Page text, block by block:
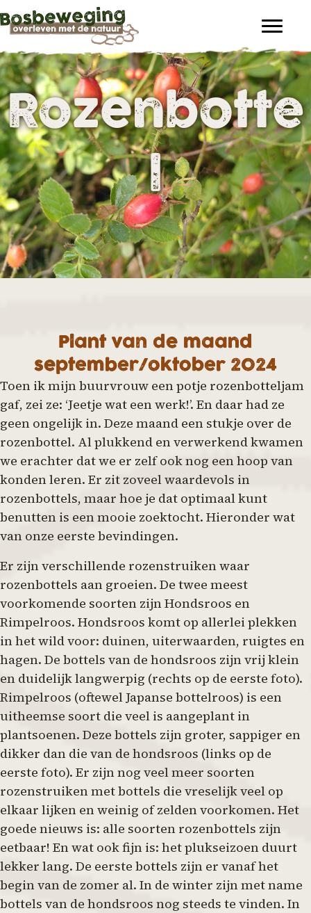
Rozenbotte
l
Plant van de maand
september/oktober 2024
Toen ik mijn buurvrouw een potje rozenbotteljam
gaf, zei ze: ‘Jeetje wat een werk!’. En daar had ze
geen ongelijk in. Deze maand een stukje over de
rozenbottel. Al plukkend en verwerkend kwamen
we erachter dat we er zelf ook nog een hoop van
konden leren. Er zit zoveel waardevols in
rozenbottels, maar hoe je dat optimaal kunt
benutten is een mooie zoektocht. Hieronder wat
van onze eerste bevindingen.
Er zijn verschillende rozenstruiken waar
rozenbottels aan groeien. De twee meest
voorkomende soorten zijn Hondsroos en
Rimpelroos. Hondsroos komt op allerlei plekken
in het wild voor: duinen, uiterwaarden, ruigtes en
hagen. De bottels van de hondsroos zijn vrij klein
en duidelijk langwerpig (rechts op de eerste foto).
Rimpelroos (oftewel Japanse bottelroos) is een
uitheemse soort die veel is aangeplant in
plantsoenen. Deze bottels zijn groter, sappiger en
dikker dan die van de hondsroos (links op de
eerste foto). Er zijn nog veel meer soorten
rozenstruiken met bottels die vreselijk veel op
elkaar lijken en weinig of zelden voorkomen. Het
goede nieuws is: alle soorten rozenbottels zijn
eetbaar! En wat ook fijn is: het plukseizoen duurt
lekker lang. De eerste bottels zijn er vanaf het
begin van de zomer al. In de winter zijn met name
bottels van de hondsroos nog steeds te vinden. In